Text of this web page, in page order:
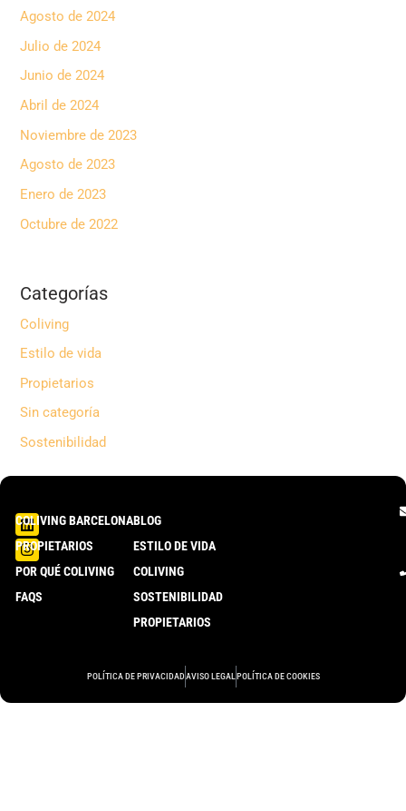
Agosto de 2024
Julio de 2024
Junio de 2024
Abril de 2024
Noviembre de 2023
Agosto de 2023
Enero de 2023
Octubre de 2022
Categorías
Coliving
Estilo de vida
Propietarios
Sin categoría
Sostenibilidad
L
i
n
k
e
d
i
I
n
s
t
a
g
r
COLIVING BARCELONA
PROPIETARIOS
POR QUÉ COLIVING
FAQS
BLOG
ESTILO DE VIDA
COLIVING
SOSTENIBILIDAD
PROPIETARIOS
POLÍTICA DE PRIVACIDADAVISO LEGAL POLÍTICA DE COOKIES